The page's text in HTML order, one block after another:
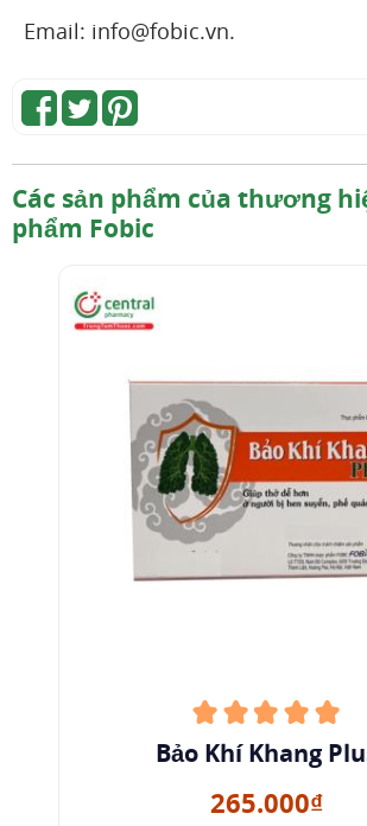
Email: info@fobic.vn.
Các sản phẩm của thương
phẩm Fobic
Bảo Khí Khang
265.000₫